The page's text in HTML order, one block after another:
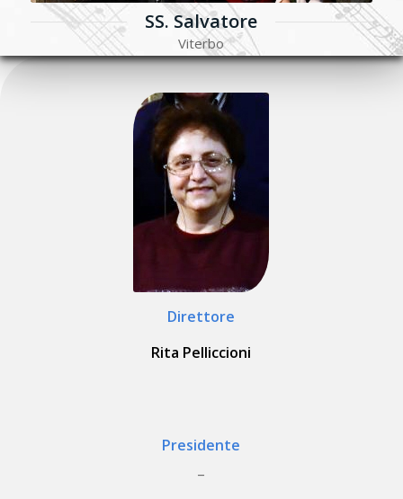
SS. Salvatore
Viterbo
Direttore
Rita Pelliccioni
Presidente